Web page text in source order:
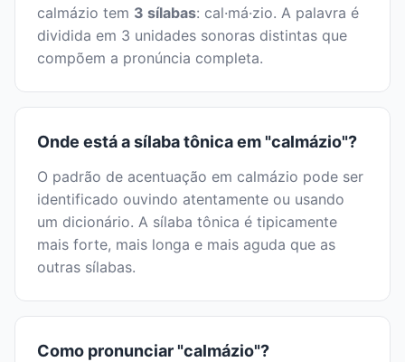
calmázio tem 3 sílabas: cal·má·zio. A palavra é
dividida em 3 unidades sonoras distintas que
compõem a pronúncia completa.
Onde está a sílaba tônica em "calmázio"?
O padrão de acentuação em calmázio pode ser
identificado ouvindo atentamente ou usando
um dicionário. A sílaba tônica é tipicamente
mais forte, mais longa e mais aguda que as
outras sílabas.
Como pronunciar "calmázio"?